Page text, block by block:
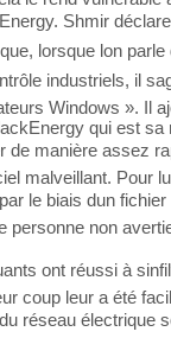
Shmir déclare
lorsque lon parle
industriels, il
Windows ». Il
qui est sa
de manière assez
malveillant. Pour
le biais dun
personne non
ont réussi à
coup leur a été
réseau électrique